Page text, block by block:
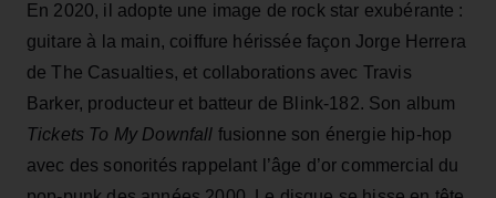
En 2020, il adopte une image de rock star exubérante :
guitare à la main, coiffure hérissée façon Jorge Herrera
de The Casualties, et collaborations avec Travis
Barker, producteur et batteur de Blink‑182. Son album
Tickets To My Downfall fusionne son énergie hip‑hop
avec des sonorités rappelant l’âge d’or commercial du